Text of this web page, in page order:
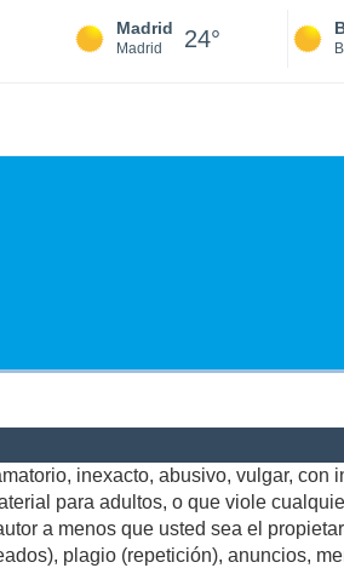
Madrid
Madrid 24°
inexacto, abusivo, vulgar, con
para adultos, o que viole
a menos que usted sea el
plagio (repetición), anuncios,